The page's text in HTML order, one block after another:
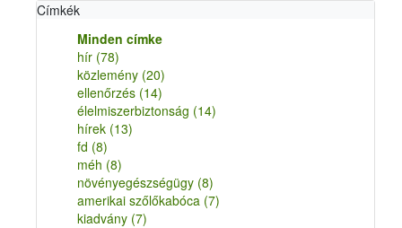
Címkék
Minden címke
hír (78)
közlemény (20)
ellenőrzés (14)
élelmiszerbiztonság (14)
hírek (13)
fd (8)
méh (8)
növényegészségügy (8)
amerikai szőlőkabóca (7)
kiadvány (7)